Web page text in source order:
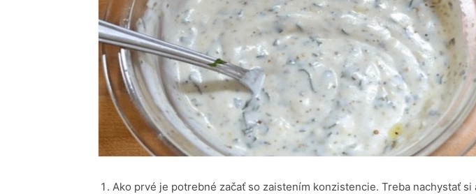
Ako prvé je potrebné začať so zaistením konzistencie. Treba nachystať